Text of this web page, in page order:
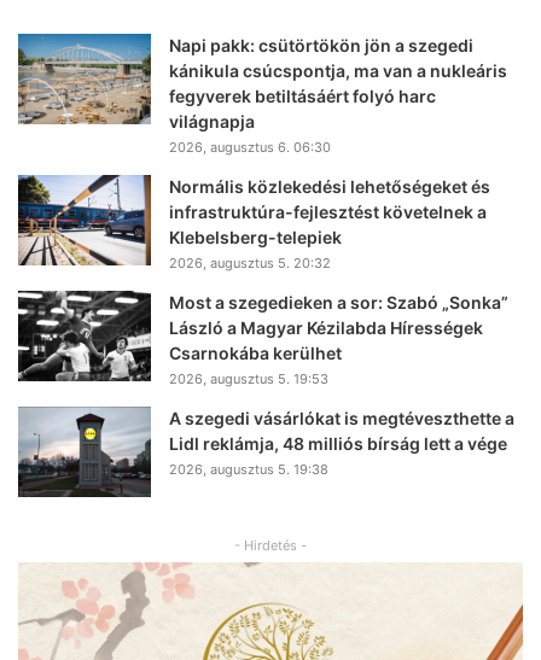
Napi pakk: csütörtökön jön a szegedi
kánikula csúcspontja, ma van a nukleáris
fegyverek betiltásáért folyó harc
világnapja
2026, augusztus 6. 06:30
Normális közlekedési lehetőségeket és
infrastruktúra-fejlesztést követelnek a
Klebelsberg-telepiek
2026, augusztus 5. 20:32
Most a szegedieken a sor: Szabó „Sonka”
László a Magyar Kézilabda Hírességek
Csarnokába kerülhet
2026, augusztus 5. 19:53
A szegedi vásárlókat is megtéveszthette a
Lidl reklámja, 48 milliós bírság lett a vége
2026, augusztus 5. 19:38
- Hirdetés -